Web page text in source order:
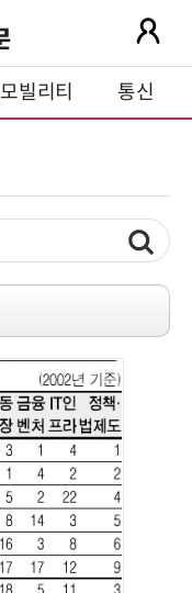
모빌리티 통신